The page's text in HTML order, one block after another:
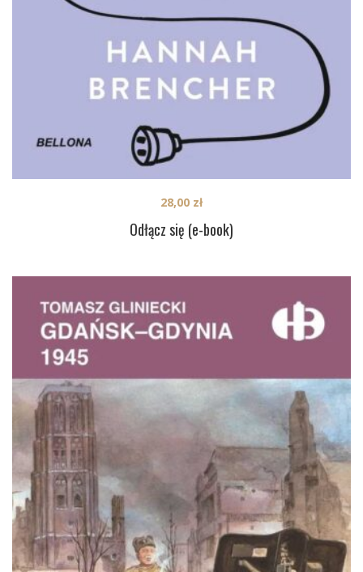
Odłącz się (e-book)
28,00 zł